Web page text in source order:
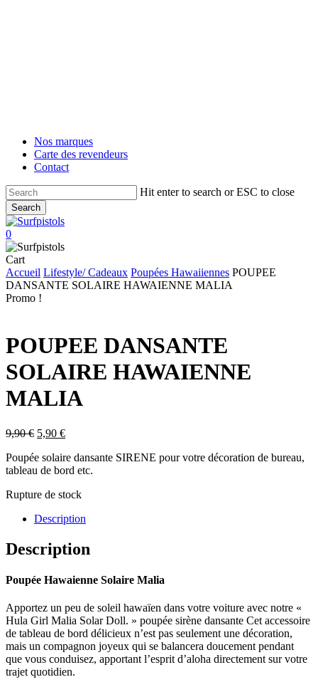
Nos marques
Carte des revendeurs
Contact
Hit enter to search or ESC to close
Search
Close
Search
account
0
Menu
CartClose
Cart
Accueil Lifestyle/ Cadeaux Poupées Hawaiiennes POUPEE
DANSANTE SOLAIRE HAWAIENNE MALIA
Promo !
POUPEE DANSANTE
SOLAIRE HAWAIENNE
MALIA
9,90€ Le
initial
était :
5,90 €Le
actuel
est :
Poupée solaire dansante SIRENE pour votre décoration de bureau,
tableau de bord etc.
Rupture de stock
Description
Description
Poupée Hawaienne Solaire Malia
Apportez un peu de soleil hawaïen dans votre voiture avec notre «
Hula Girl Malia Solar Doll. » poupée sirène dansante Cet accessoire
de tableau de bord délicieux n’est pas seulement une décoration,
mais un compagnon joyeux qui se balancera doucement pendant
que vous conduisez, apportant l’esprit d’aloha directement sur votre
trajet quotidien.